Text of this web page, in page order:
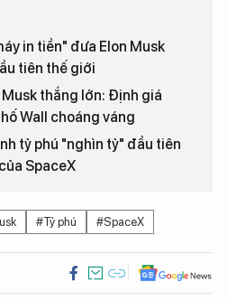
in tiền" đưa Elon Musk
tiên thế giới
Musk thắng lớn: Định giá
Wall choáng váng
tỷ phú "nghìn tỷ" đầu tiên
SpaceX
#Tỷ phú #SpaceX